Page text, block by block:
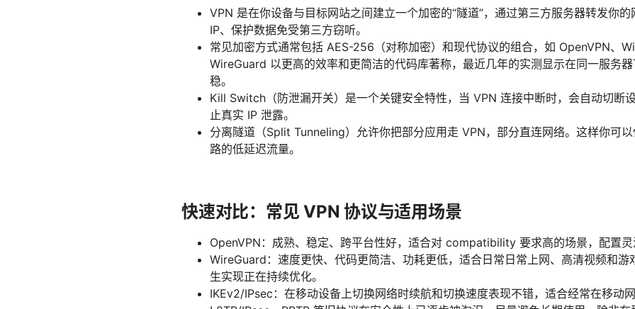
VPN 是在你设备与目标网站之间建立一个加密的“隧道”，通过第三方服务器转发你
IP、保护数据免受第三方窃听。
常见加密方式通常包括 AES-256（对称加密）和现代协议的组合，如 OpenVPN、
WireGuard 以更高的效率和更简洁的代码库著称，最近几年的实测显示在同一服务
稳。
Kill Switch（防泄漏开关）是一个关键安全特性，当 VPN 连接中断时，会自动切断
止真实 IP 泄露。
分离隧道（Split Tunneling）允许你把部分应用走 VPN，部分直连网络。这样你可
路的低延迟流量。
快速对比：常见 VPN 协议与适用场景
OpenVPN：成熟、稳定、跨平台性好，适合对 compatibility 要求高的场景，配置
WireGuard：速度更快、代码更简洁、功耗更低，适合日常日常上网、高清视频和游
生实现正在持续优化。
IKEv2/IPsec：在移动设备上切换网络时续航和切换速度表现不错，适合经常在移动